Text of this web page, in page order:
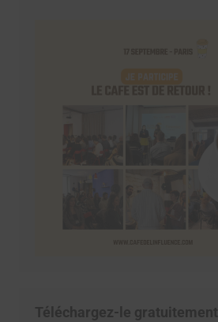
Téléchargez-le gratuitement